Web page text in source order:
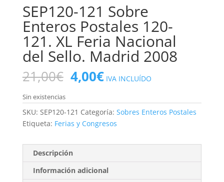
SEP120-121 Sobre
Enteros Postales 120-
121. XL Feria Nacional
del Sello. Madrid 2008
21,00€ El
precio
original
era:
21,00€.
4,00€El
precio
actual
es:
4,00€.
IVA INCLUÍDO
Sin existencias
SKU: SEP120-121 Categoría: Sobres Enteros Postales
Etiqueta: Ferias y Congresos
Descripción
Información adicional